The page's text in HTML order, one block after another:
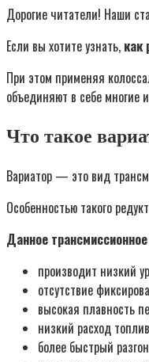
Дорогие читатели! Наши
Если вы хотите узнать, как
При этом применяя
объединяют в себе многие
Что такое
Вариатор — это вид
Особенностью такого
Данное
производит низкий
отсутствие
высокая плавность
низкий расход
более быстрый